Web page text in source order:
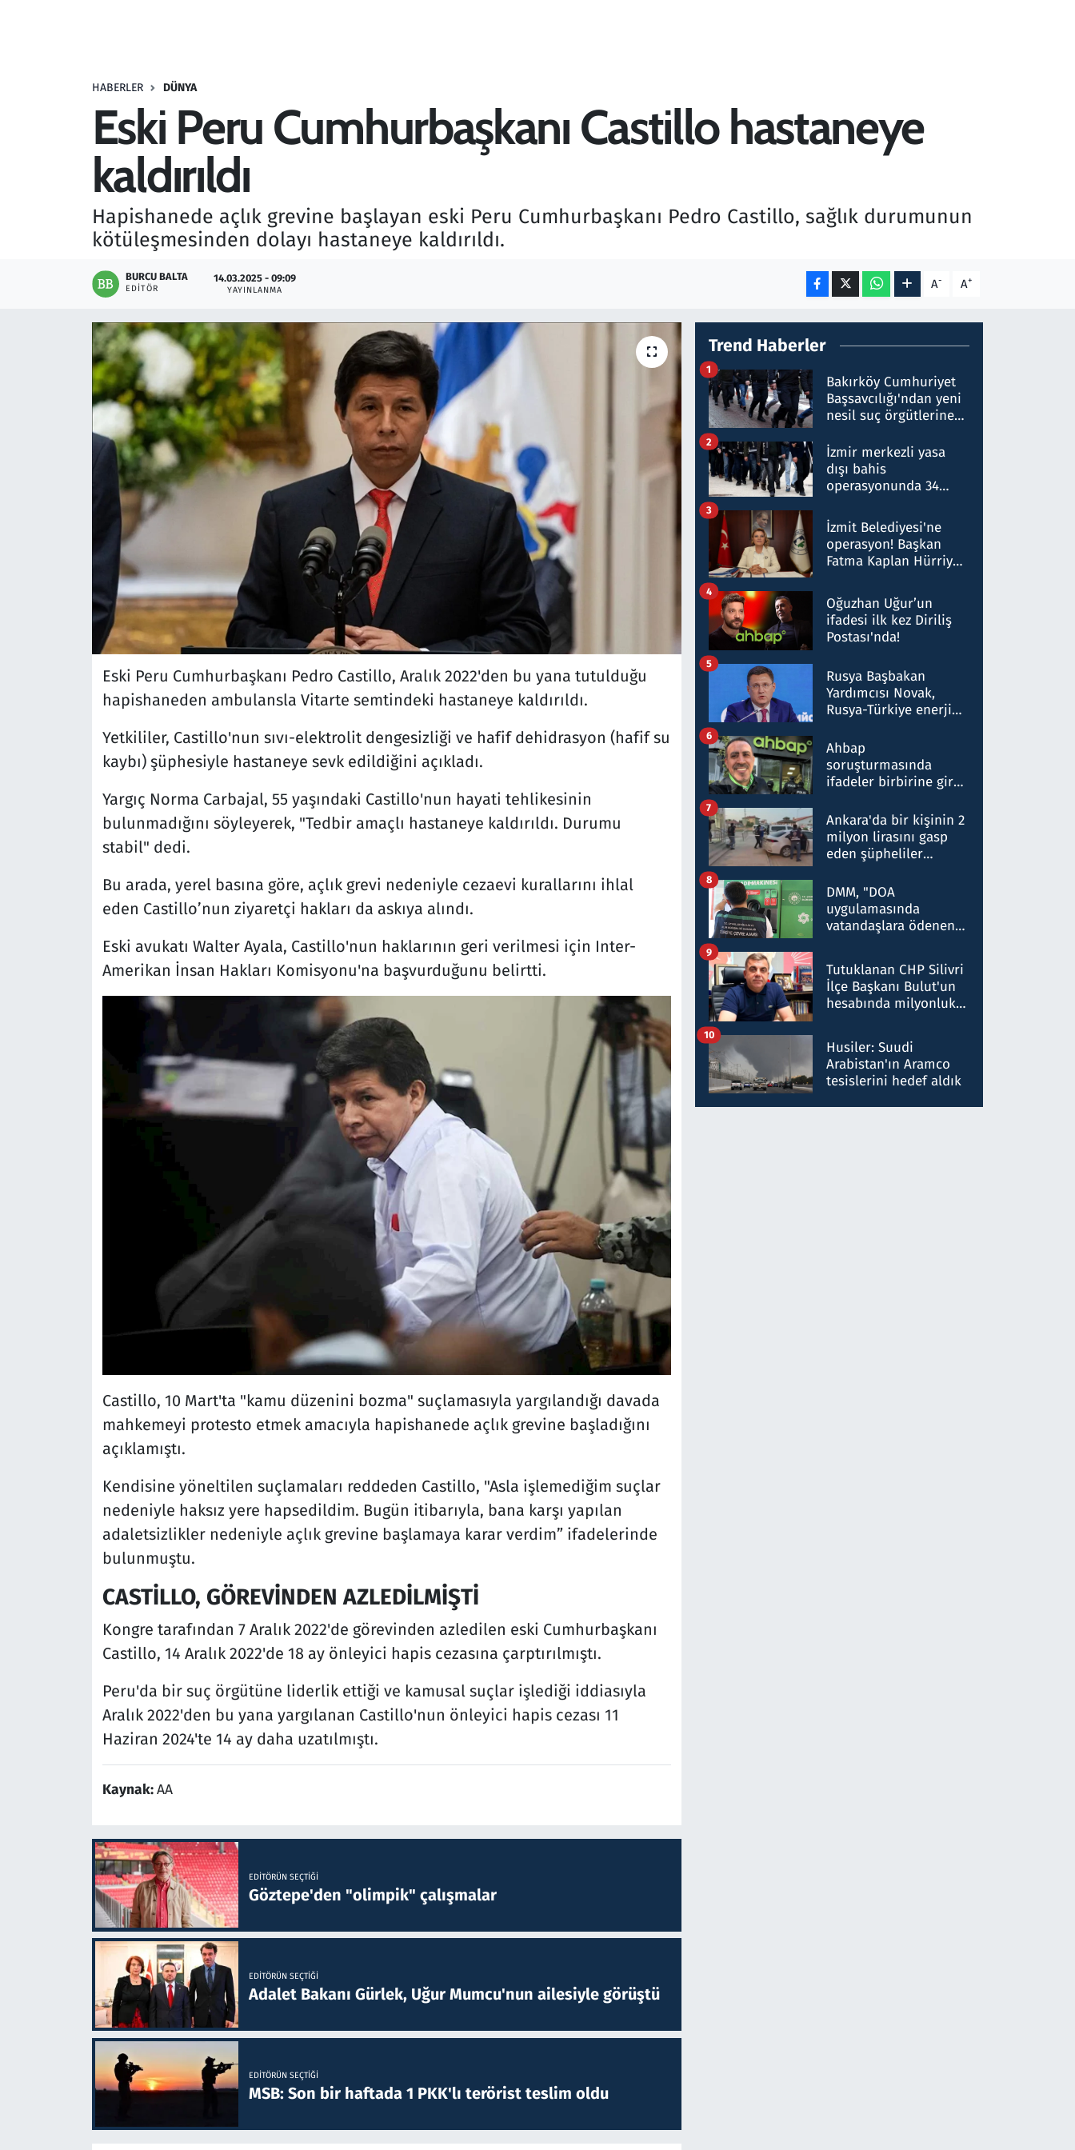
HABERLER DÜNYA
Eski Peru Cumhurbaşkanı Castillo hastaneye
kaldırıldı
Hapishanede açlık grevine başlayan eski Peru Cumhurbaşkanı Pedro Castillo, sağlık durumunun
kötüleşmesinden dolayı hastaneye kaldırıldı.
BURCU BALTA
EDITÖR
14.03.2025 - 09:09
YAYINLANMA A- A+
Eski Peru Cumhurbaşkanı Pedro Castillo, Aralık 2022'den bu yana tutulduğu
hapishaneden ambulansla Vitarte semtindeki hastaneye kaldırıldı.
Yetkililer, Castillo'nun sıvı-elektrolit dengesizliği ve hafif dehidrasyon (hafif su
kaybı) şüphesiyle hastaneye sevk edildiğini açıkladı.
Yargıç Norma Carbajal, 55 yaşındaki Castillo'nun hayati tehlikesinin
bulunmadığını söyleyerek, "Tedbir amaçlı hastaneye kaldırıldı. Durumu
stabil" dedi.
Bu arada, yerel basına göre, açlık grevi nedeniyle cezaevi kurallarını ihlal
eden Castillo’nun ziyaretçi hakları da askıya alındı.
Eski avukatı Walter Ayala, Castillo'nun haklarının geri verilmesi için Inter-
Amerikan İnsan Hakları Komisyonu'na başvurduğunu belirtti.
Castillo, 10 Mart'ta "kamu düzenini bozma" suçlamasıyla yargılandığı davada
mahkemeyi protesto etmek amacıyla hapishanede açlık grevine başladığını
açıklamıştı.
Kendisine yöneltilen suçlamaları reddeden Castillo, "Asla işlemediğim suçlar
nedeniyle haksız yere hapsedildim. Bugün itibarıyla, bana karşı yapılan
adaletsizlikler nedeniyle açlık grevine başlamaya karar verdim” ifadelerinde
bulunmuştu.
CASTİLLO, GÖREVİNDEN AZLEDİLMİŞTİ
Kongre tarafından 7 Aralık 2022'de görevinden azledilen eski Cumhurbaşkanı
Castillo, 14 Aralık 2022'de 18 ay önleyici hapis cezasına çarptırılmıştı.
Peru'da bir suç örgütüne liderlik ettiği ve kamusal suçlar işlediği iddiasıyla
Aralık 2022'den bu yana yargılanan Castillo'nun önleyici hapis cezası 11
Haziran 2024'te 14 ay daha uzatılmıştı.
Kaynak:AA
EDITÖRÜN SEÇTIĞI
Göztepe'den "olimpik" çalışmalar
EDITÖRÜN SEÇTIĞI
Adalet Bakanı Gürlek, Uğur Mumcu'nun ailesiyle görüştü
EDITÖRÜN SEÇTIĞI
MSB: Son bir haftada 1 PKK'lı terörist teslim oldu
Trend Haberler
Bakırköy Cumhuriyet
Başsavcılığı'ndan yeni
nesil suç örgütlerine
hakkında gözaltı kararı
1
İzmir merkezli yasa
dışı bahis
operasyonunda 34
Milyar liralık para
trafiği tespit edildi
2
İzmit Belediyesi'ne
operasyon! Başkan
Fatma Kaplan Hürriyet
3
Oğuzhan Uğur’un
ifadesi ilk kez Diriliş
Postası'nda!
4
Rusya Başbakan
Yardımcısı Novak,
Rusya-Türkiye enerji
nitelikte olduğunu
belirtti
5
Ahbap
soruşturmasında
ifadeler birbirine girdi:
ifadelerinden ortaya
çıkan tablo şok etti
6
Ankara'da bir kişinin 2
milyon lirasını gasp
eden şüpheliler
7
DMM, "DOA
uygulamasında
vatandaşlara ödenen
düşürüldüğü" iddiasını
yalanladı
8
Tutuklanan CHP Silivri
İlçe Başkanı Bulut'un
hesabında milyonluk
talimat verdi, ben
gönderdim
9
Husiler: Suudi
Arabistan'ın Aramco
tesislerini hedef aldık
10
Savunma Sanayi
Teknoloji ve Bilim
Televizyon